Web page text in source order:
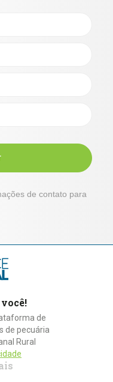
de contato para
de
de pecuária
Rural